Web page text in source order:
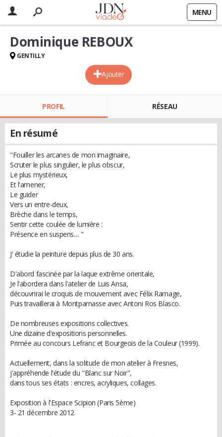
MENU
Ajouter
Dominique REBOUX
GENTILLY
PROFIL RÉSEAU
En résumé
"Fouiller les arcanes de mon imaginaire,
Scruter le plus singulier, le plus obscur,
Le plus mystérieux,
Et l'amener,
Le guider
Vers un entre-deux,
Brèche dans le temps,
Sentir cette coulée de lumière :
Présence en suspens.... "
J' étudie la peinture depuis plus de 30 ans.
D'abord fascinée par la laque extrême orientale,
Je l'abordera dans l'atelier de Luis Ansa,
découvrirai le croquis de mouvement avec Félix Ramage,
Puis travaillerai à Montparnasse avec Antoni Ros Blasco.
De nombreuses expositions collectives.
Une dizaine d'expositions personnelles.
Primée au concours Lefranc et Bourgeois de la Couleur (1999).
Actuellement, dans la solitude de mon atelier à Fresnes,
j'appréhende l'étude du "Blanc sur Noir",
dans tous ses états : encres, acryliques, collages.
Exposition à l'Espace Scipion (Paris 5ème)
3- 21 décembre 2012